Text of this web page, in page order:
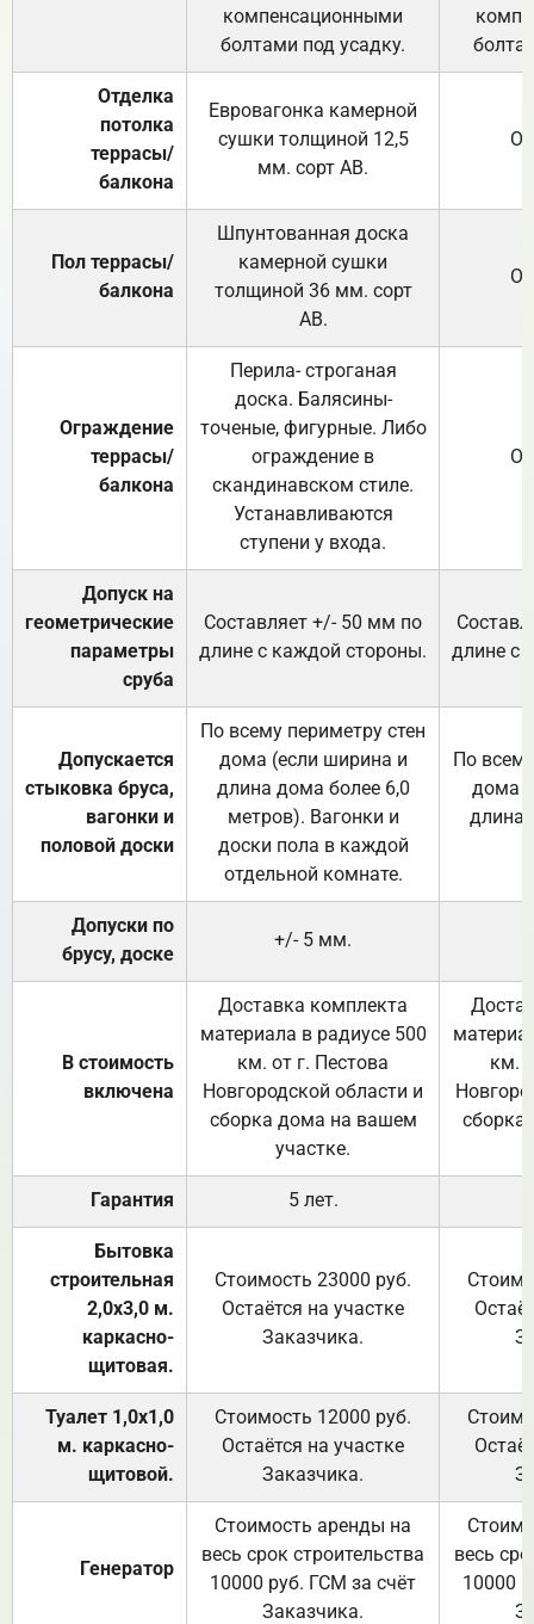
компенсационными
болтами под усадку.
Отделка
потолка
террасы/
балкона
Евровагонка камерной
сушки толщиной 12,5
мм. сорт АВ.
Пол террасы/
балкона
Шпунтованная доска
камерной сушки
толщиной 36 мм. сорт
АВ.
Ограждение
террасы/
балкона
Перила- строганая
доска. Балясины-
точеные, фигурные. Либо
ограждение в
скандинавском стиле.
Устанавливаются
ступени у входа.
Допуск на
геометрические
параметры
сруба
Составляет +/- 50 мм по
длине с каждой стороны.
длине с
Допускается
стыковка бруса,
вагонки и
половой доски
По всему периметру стен
дома (если ширина и
длина дома более 6,0
метров). Вагонки и
доски пола в каждой
отдельной комнате.
По
дома
длина
Допуски по
брусу, доске
+/- 5 мм.
В стоимость
включена
Доставка комплекта
материала в радиусе 500
км. от г. Пестова
Новгородской области и
сборка дома на вашем
участке.
км.
Гарантия 5 лет.
Бытовка
строительная
2,0х3,0 м.
каркасно-
щитовая.
Стоимость 23000 руб.
Остаётся на участке
Заказчика.
Туалет 1,0х1,0
м. каркасно-
щитовой.
Стоимость 12000 руб.
Остаётся на участке
Заказчика.
Генератор
Стоимость аренды на
весь срок строительства
10000 руб. ГСМ за счёт
Заказчика.
весь
10000